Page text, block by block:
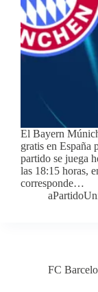
El Bayern
gratis en España
partido se juega
las 18:15 horas,
corresponde…
FC